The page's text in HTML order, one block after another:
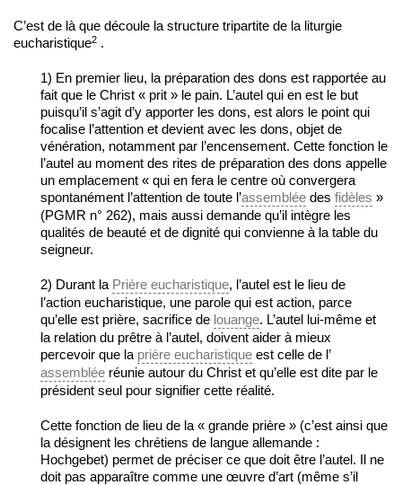
C’est de là que découle la structure tripartite de la liturgie
eucharistique2 .
1) En premier lieu, la préparation des dons est rapportée au
fait que le Christ « prit » le pain. L’autel qui en est le but
puisqu’il s’agit d’y apporter les dons, est alors le point qui
focalise l’attention et devient avec les dons, objet de
vénération, notamment par l’encensement. Cette fonction le
l’autel au moment des rites de préparation des dons appelle
un emplacement « qui en fera le centre où convergera
spontanément l’attention de toute l’assemblée des fidèles »
(PGMR n° 262), mais aussi demande qu’il intègre les
qualités de beauté et de dignité qui convienne à la table du
seigneur.
2) Durant la Prière eucharistique, l’autel est le lieu de
l’action eucharistique, une parole qui est action, parce
qu’elle est prière, sacrifice de louange. L’autel lui-même et
la relation du prêtre à l’autel, doivent aider à mieux
percevoir que la prière eucharistique est celle de l’
assemblée réunie autour du Christ et qu’elle est dite par le
président seul pour signifier cette réalité.
Cette fonction de lieu de la « grande prière » (c’est ainsi que
la désignent les chrétiens de langue allemande :
Hochgebet) permet de préciser ce que doit être l’autel. Il ne
doit pas apparaître comme une œuvre d’art (même s’il